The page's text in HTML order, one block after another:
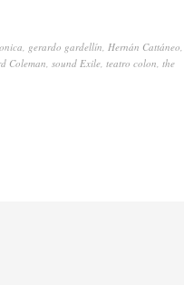
, gerardo gardellín, Hernán Cattáneo,
Coleman, sound Exile, teatro colon, the